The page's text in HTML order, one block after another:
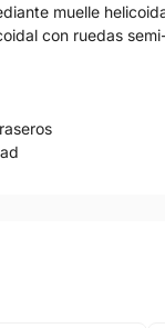
muelle
con ruedas